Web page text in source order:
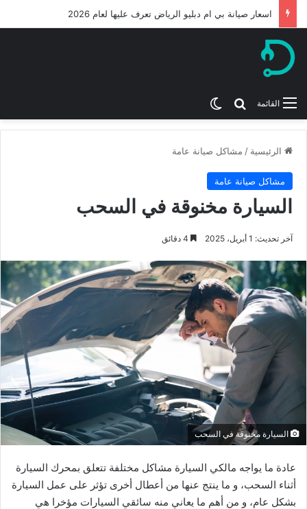
اسعار صيانة بي ام دبليو الرياض تعرف عليها لعام 2026
القائمة بحث عن
الرئيسية / مشاكل صيانة عامة
مشاكل صيانة عامة
السيارة مخنوقة في السحب
آخر تحديث: 1 أبريل، 2025
السيارة مخنوقة في السحب
عادة ما يواجه مالكي السيارة مشاكل مختلفة تتعلق بمحرك السيارة
أثناء السحب، و ما ينتج عنها من أعطال أخرى تؤثر على عمل السيارة
بشكل عام، و من أهم ما يعاني منه سائقي السيارات مؤخرا هي